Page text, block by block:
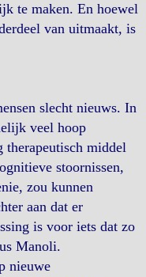
te maken. En hoewel
van uitmaakt, is
slecht nieuws. In
veel hoop
therapeutisch middel
stoornissen,
zou kunnen
aan dat er
is voor iets dat zo
Manoli.
nieuwe